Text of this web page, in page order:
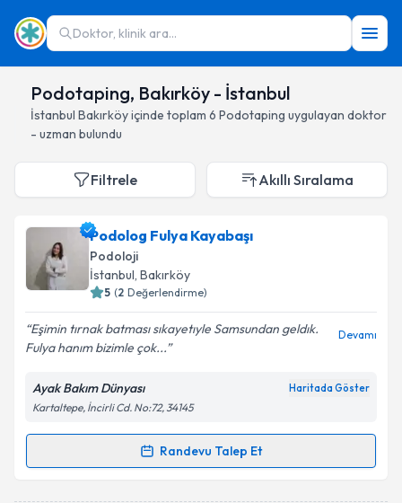
Doktor, klinik ara...
Podotaping, Bakırköy - İstanbul
İstanbul Bakırköyiçinde toplam 6 Podotaping uygulayan doktor
- uzman bulundu
Filtrele Akıllı Sıralama
Podolog Fulya Kayabaşı
Podoloji
İstanbul, Bakırköy
5 (2 Değerlendirme)
Eşimin tırnak batması sıkayetıyle Samsundan geldık.
Fulya hanım bizimle çok...
Devamı
Ayak Bakım Dünyası Haritada Göster
Kartaltepe, İncirli Cd. No:72, 34145
Randevu Talep Et
Randevu Takvimi Talebi